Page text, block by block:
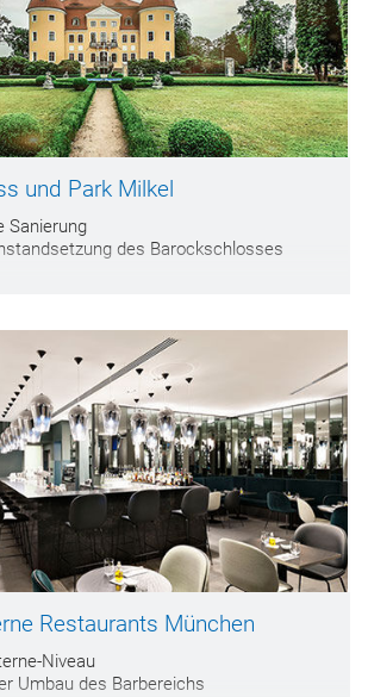
und Park Milkel
Sanierung
des Barockschlosses
Restaurants München
Niveau
Umbau des Barbereichs